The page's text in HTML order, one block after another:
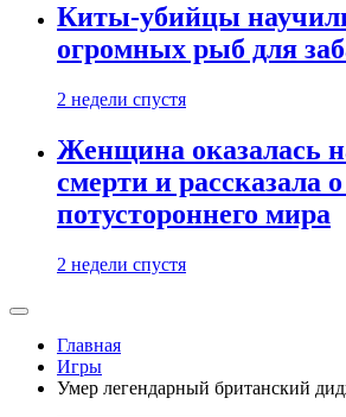
Киты-убийцы
огромных рыб для
2 недели спустя
Женщина оказалась
смерти и рассказала
потустороннего мира
2 недели спустя
Главная
Игры
Умер легендарный британский